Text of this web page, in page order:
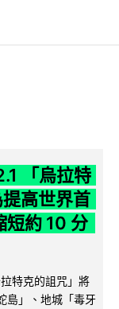
「烏拉特
高世界首
短約 10 分
特克的詛咒」將
島」、地城「毒牙